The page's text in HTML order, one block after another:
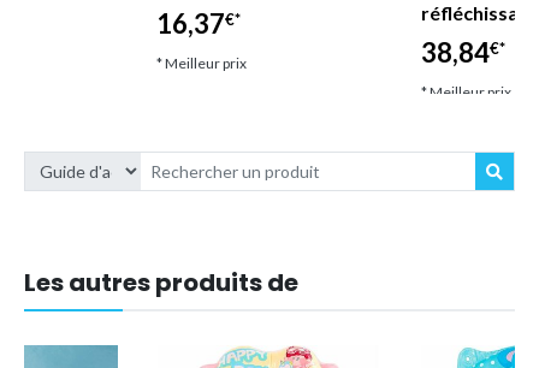
16,37€*
* Meilleur prix 38,84€*
* Meilleur prix
Les autres produits de